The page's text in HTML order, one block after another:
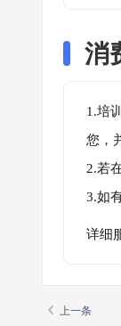
消
1.培
您，
2.若
3.如
详细
上一条